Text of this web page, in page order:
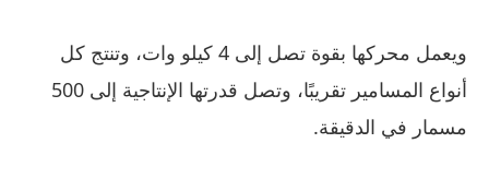
ويعمل محركها بقوة تصل إلى 4 كيلو وات، وتنتج كل
أنواع المسامير تقريبًا، وتصل قدرتها الإنتاجية إلى 500
مسمار في الدقيقة.